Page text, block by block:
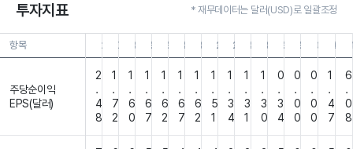
투자지표 * 재무데이터는 달러(USD)로 일괄조정
항목 26.06.3026.03.3125.12.31
25.09.3025.06.3025.03.3124.12.31
24.09.3024.06.3024.03.3123.12.31
23.09.3023.06.30
주당순이익
EPS(달러)
2
.
4
8
1
.
7
2
1
.
6
0
1
.
6
7
1
.
6
2
1
.
6
7
1
.
6
2
1
.
5
1
1
.
3
4
1
.
3
1
1
.
3
0
0
.
3
4
0
.
0
0
0
.
0
0
1
.
4
7
6
.
0
8